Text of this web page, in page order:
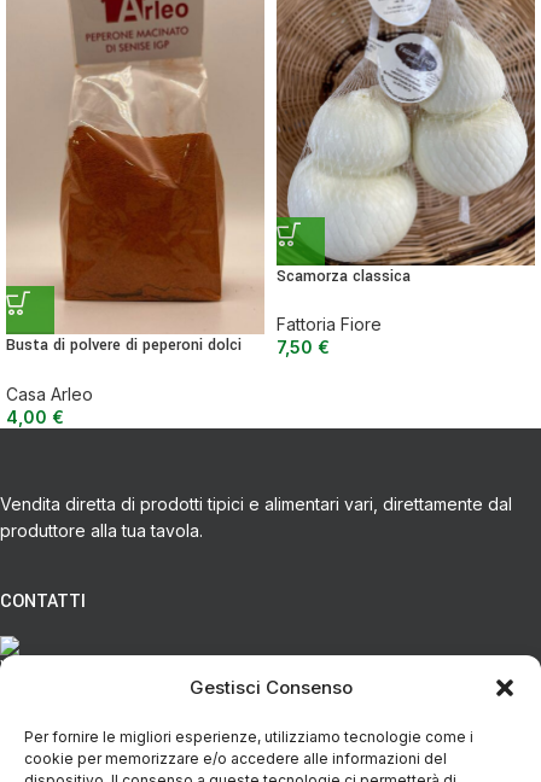
Gestisci Consenso
Per fornire le migliori esperienze, utilizziamo tecnologie come i
cookie per memorizzare e/o accedere alle informazioni del
Busta di polvere di peperoni dolci
Casa Arleo
4,00 €
Scamorza classica
Fattoria Fiore
7,50 €
Vendita diretta di prodotti tipici e alimentari vari, direttamente dal
produttore alla tua tavola.
CONTATTI
+39 348 5888298